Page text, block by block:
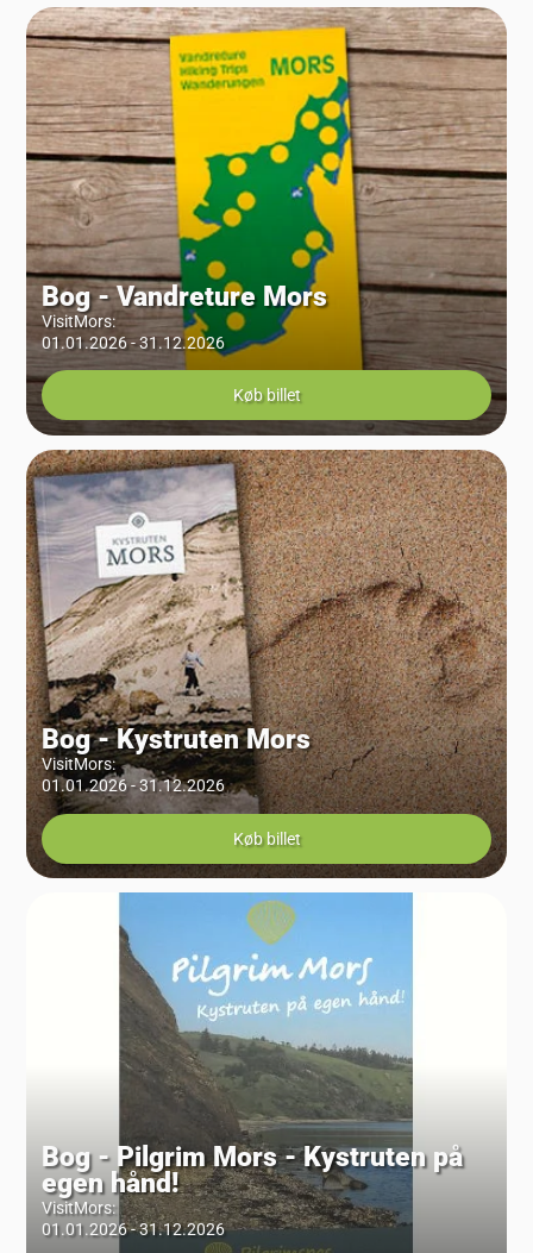
Bog - Vandreture Mors
VisitMors:
01.01.2026 - 31.12.2026
Køb billet
Bog - Kystruten Mors
VisitMors:
01.01.2026 - 31.12.2026
Køb billet
Bog - Pilgrim Mors - Kystruten på
egen hånd!
VisitMors:
01.01.2026 - 31.12.2026